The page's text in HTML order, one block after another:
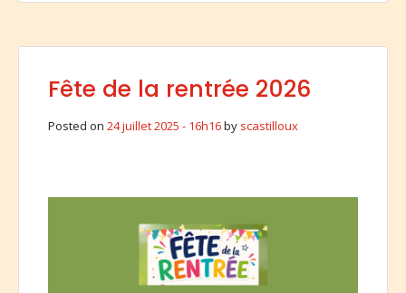
Fête de la rentrée 2026
Posted on 24 juillet 2025 - 16h16by scastilloux